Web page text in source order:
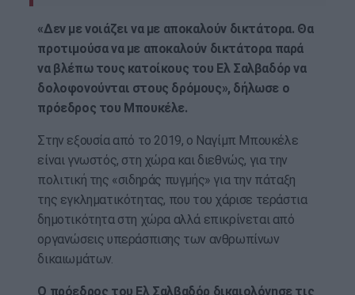
«Δεν με νοιάζει να με αποκαλούν δικτάτορα. Θα
προτιμούσα να με αποκαλούν δικτάτορα παρά
να βλέπω τους κατοίκους του Ελ Σαλβαδόρ να
δολοφονούνται στους δρόμους», δήλωσε ο
πρόεδρος του Μπουκέλε.
Στην εξουσία από το 2019, ο Ναγίμπ Μπουκέλε
είναι γνωστός, στη χώρα και διεθνώς, για την
πολιτική της «σιδηράς πυγμής» για την πάταξη
της εγκληματικότητας, που του χάρισε τεράστια
δημοτικότητα στη χώρα αλλά επικρίνεται από
οργανώσεις υπεράσπισης των ανθρωπίνων
δικαιωμάτων.
Ο πρόεδρος του Ελ Σαλβαδόρ δικαιολόγησε τις